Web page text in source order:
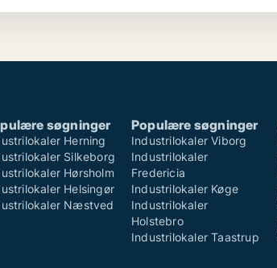
søgninger
Herning
Silkeborg
Hørsholm
Helsingør
Næstved
Populære søgninger
Industrilokaler Viborg
Industrilokaler
Fredericia
Industrilokaler Køge
Industrilokaler
Holstebro
Industrilokaler Taastrup